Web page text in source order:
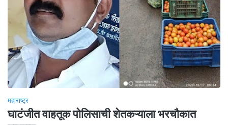
महाराष्ट्र
घाटंजीत वाहतूक पोलिसाची शेतकऱ्याला भरचौकात